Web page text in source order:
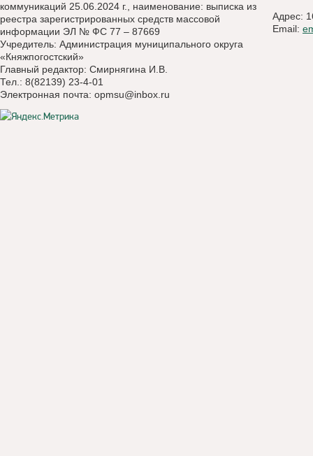
коммуникаций 25.06.2024 г., наименование: выписка из
реестра зарегистрированных средств массовой
информации ЭЛ № ФС 77 – 87669
Учредитель: Администрация муниципального округа
«Княжпогостский»
Главный редактор: Смирнягина И.В.
Тел.: 8(82139) 23-4-01
Электронная почта: opmsu@inbox.ru
Адрес:
Email: